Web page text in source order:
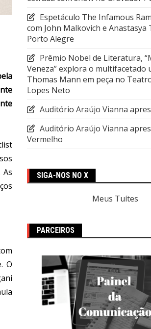
As
O
Espetáculo The Infamous
com John Malkovich e Anastasya
Porto Alegre
Prêmio Nobel de Literatura,
Veneza” explora o multifacetado
Thomas Mann em peça no
Lopes Neto
Auditório Araújo Vianna
Auditório Araújo Vianna
Vermelho
SIGA-NOS NO X
Meus Tuítes
PARCEIROS